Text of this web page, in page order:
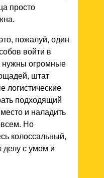
просто
пожалуй, один
войти в
нужны огромные
штат
логистические
подходящий
и наладить
Но
колоссальный,
делу с умом и